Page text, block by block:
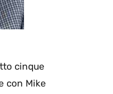
cinque
con Mike